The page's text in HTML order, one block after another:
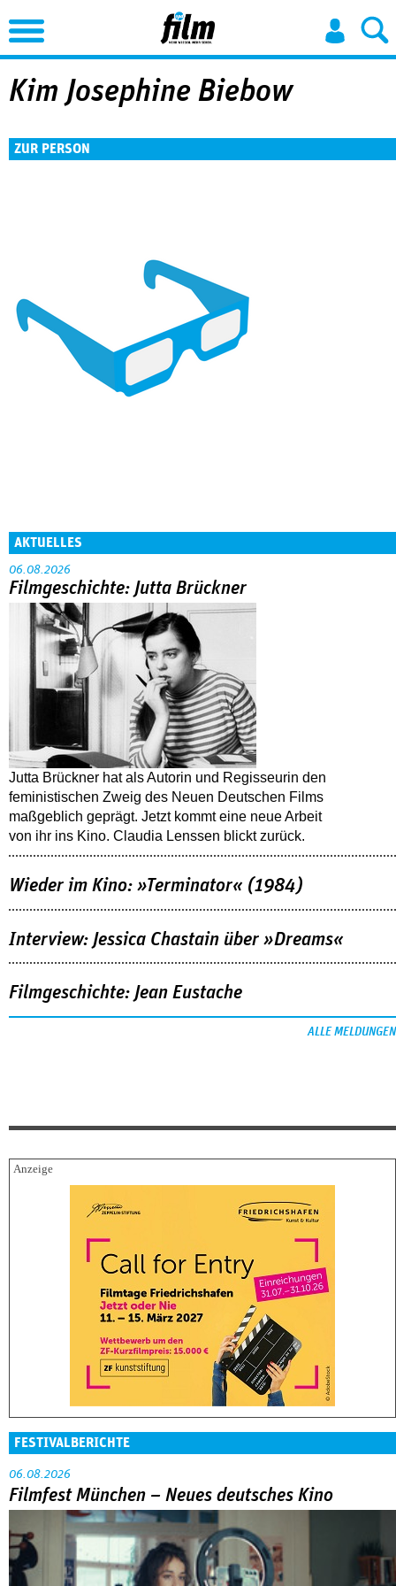
Jump to Navigation
Kim Josephine Biebow
ZUR PERSON
AKTUELLES
06.08.2026
Filmgeschichte: Jutta Brückner
Jutta Brückner hat als Autorin und Regisseurin den
feministischen Zweig des Neuen Deutschen Films
maßgeblich geprägt. Jetzt kommt eine neue Arbeit
von ihr ins Kino. Claudia Lenssen blickt zurück.
Wieder im Kino: »Terminator« (1984)
Interview: Jessica Chastain über »Dreams«
Filmgeschichte: Jean Eustache
ALLE MELDUNGEN
FESTIVALBERICHTE
06.08.2026
Filmfest München – Neues deutsches Kino